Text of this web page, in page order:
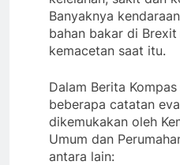
Banyaknya
bahan bakar di
kemacetan saat itu.
Dalam Berita
beberapa catatan
dikemukakan oleh
Umum dan
antara lain: